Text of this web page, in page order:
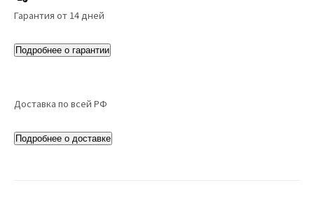
Гарантия от 14 дней
Подробнее о гарантии
Доставка по всей РФ
Подробнее о доставке